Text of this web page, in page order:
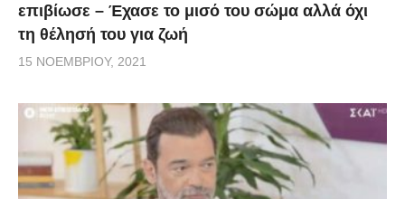
επιβίωσε – Έχασε το μισό του σώμα αλλά όχι
τη θέλησή του για ζωή
15 ΝΟΕΜΒΡΊΟΥ, 2021